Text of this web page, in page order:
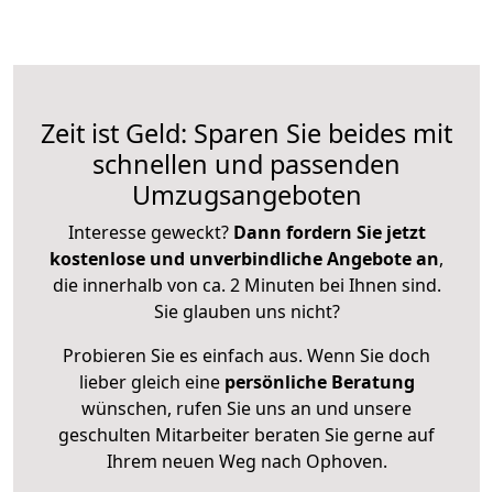
Zeit ist Geld: Sparen Sie beides mit
schnellen und passenden
Umzugsangeboten
Interesse geweckt? Dann fordern Sie jetzt
kostenlose und unverbindliche Angebote an,
die innerhalb von ca. 2 Minuten bei Ihnen sind.
Sie glauben uns nicht?
Probieren Sie es einfach aus. Wenn Sie doch
lieber gleich eine persönliche Beratung
wünschen, rufen Sie uns an und unsere
geschulten Mitarbeiter beraten Sie gerne auf
Ihrem neuen Weg nach Ophoven.